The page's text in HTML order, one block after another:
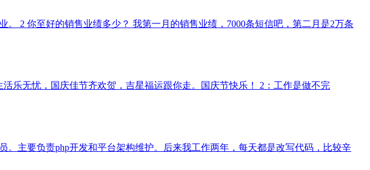
2 你至好的销售业绩多少？ 我第一月的销售业绩，7000条短信吧，第二月是2万条
乐无忧，国庆佳节齐欢贺，吉星福运跟你走。国庆节快乐！ 2：工作是做不完
。主要负责php开发和平台架构维护。后来我工作两年，每天都是改写代码，比较辛